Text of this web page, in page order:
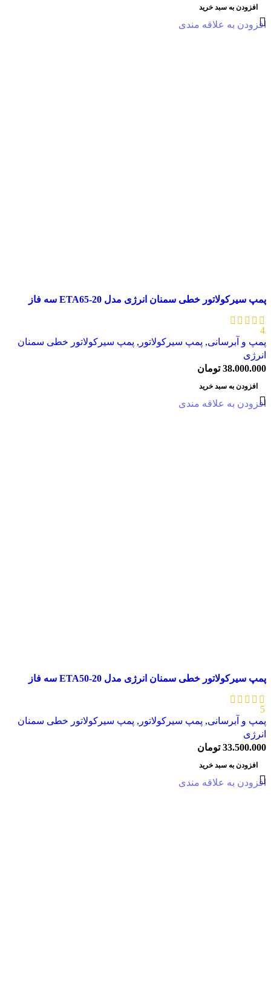
افزودن به سبد خرید
افزودن به علاقه مندی
پمپ سیرکولاتور خطی سمنان انرژی مدل ETA65-20 سه فاز
4
پمپ و آبرسانی, پمپ سیرکولاتور , پمپ سیرکولاتور خطی سمنان
انرژی
38.000.000 تومان
افزودن به سبد خرید
افزودن به علاقه مندی
پمپ سیرکولاتور خطی سمنان انرژی مدل ETA50-20 سه فاز
5
پمپ و آبرسانی, پمپ سیرکولاتور , پمپ سیرکولاتور خطی سمنان
انرژی
33.500.000 تومان
افزودن به سبد خرید
افزودن به علاقه مندی